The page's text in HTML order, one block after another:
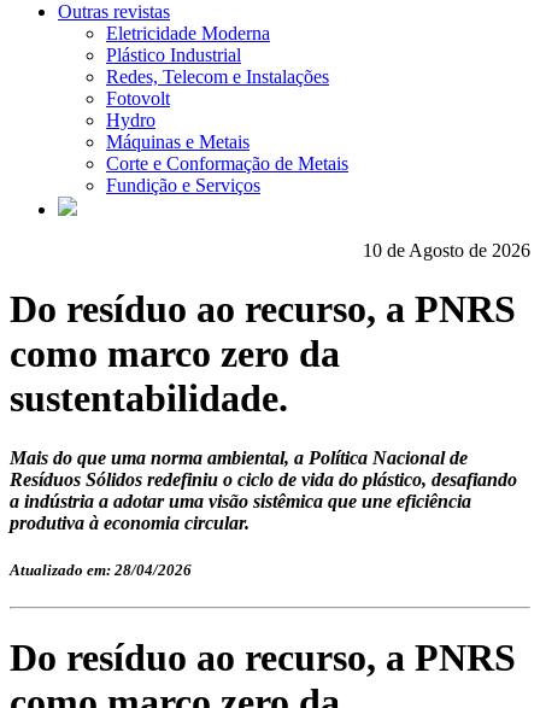
Outras revistas
Eletricidade Moderna
Plástico Industrial
Redes, Telecom e Instalações
Fotovolt
Hydro
Máquinas e Metais
Corte e Conformação de Metais
Fundição e Serviços
10 de Agosto de 2026
Do resíduo ao recurso, a PNRS
como marco zero da
sustentabilidade.
Mais do que uma norma ambiental, a Política Nacional de
Resíduos Sólidos redefiniu o ciclo de vida do plástico, desafiando
a indústria a adotar uma visão sistêmica que une eficiência
produtiva à economia circular.
Atualizado em: 28/04/2026
Do resíduo ao recurso, a PNRS